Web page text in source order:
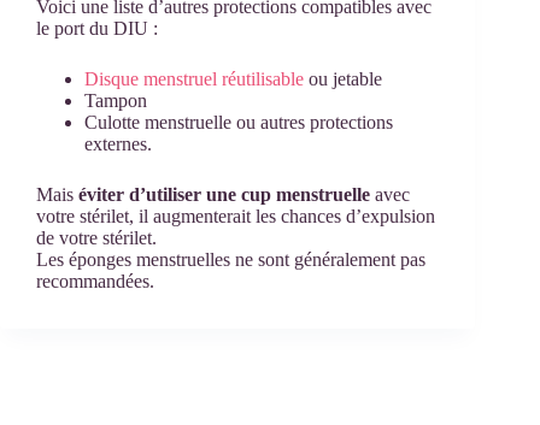
Voici une liste d’autres protections compatibles avec
le port du DIU :
Disque menstruel réutilisable ou jetable
Tampon
Culotte menstruelle ou autres protections
externes.
Mais éviter d’utiliser une cup menstruelle avec
votre stérilet, il augmenterait les chances d’expulsion
de votre stérilet.
Les éponges menstruelles ne sont généralement pas
recommandées.